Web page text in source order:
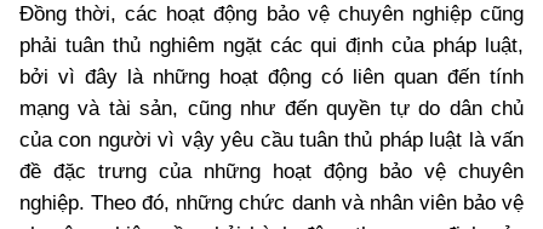
Đồng thời, các hoạt động bảo vệ chuyên nghiệp cũng
phải tuân thủ nghiêm ngặt các qui định của pháp luật,
bởi vì đây là những hoạt động có liên quan đến tính
mạng và tài sản, cũng như đến quyền tự do dân chủ
của con người vì vậy yêu cầu tuân thủ pháp luật là vấn
đề đặc trưng của những hoạt động bảo vệ chuyên
nghiệp. Theo đó, những chức danh và nhân viên bảo vệ